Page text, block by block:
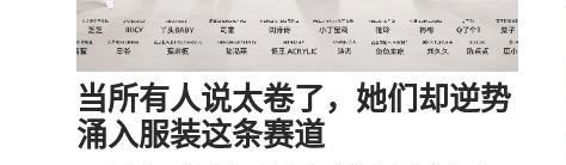
皮力：从展示到共生——中国当代
美术馆的下一站